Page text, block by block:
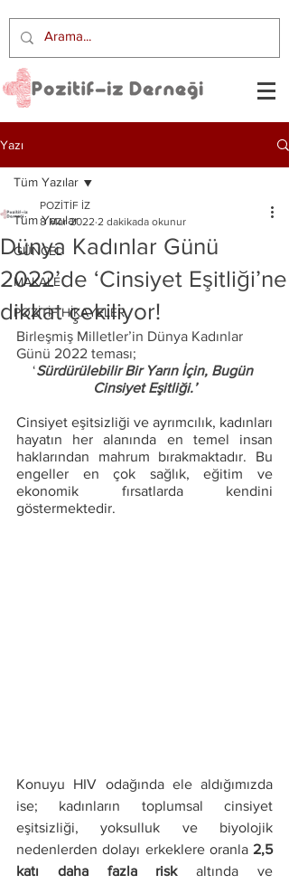
Yazı
Tüm Yazılar
GÜNCEL
MAKALE
POZİTİF HİKAYELER
Tüm Yazılar
Dünya Kadınlar Günü
2022’de ‘Cinsiyet Eşitliği’ne
dikkat çekiliyor!
POZİTİF İZ
8 Mar 2022 2 dakikada okunur
Birleşmiş Milletler’in Dünya Kadınlar
Günü 2022 teması;
‘Sürdürülebilir Bir Yarın İçin, Bugün
Cinsiyet Eşitliği.’
Cinsiyet eşitsizliği ve ayrımcılık, kadınları
hayatın her alanında en temel insan
haklarından mahrum bırakmaktadır. Bu
engeller en çok sağlık, eğitim ve
ekonomik fırsatlarda kendini
göstermektedir.
Konuyu HIV odağında ele aldığımızda
ise; kadınların toplumsal cinsiyet
eşitsizliği, yoksulluk ve biyolojik
nedenlerden dolayı erkeklere oranla 2,5
katı daha fazla risk altında ve